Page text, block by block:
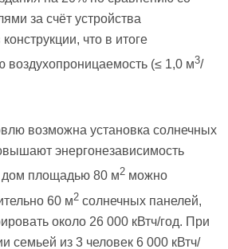
за счёт устройства
что в итоге
воздухопроницаемость (≤ 1,0 м3/
возможна установка солнечных
энергонезависимость
площадью 80 м2 можно
60 м2 солнечных панелей,
около 26 000 кВтч/год. При
семьей из 3 человек 6 000 кВтч/